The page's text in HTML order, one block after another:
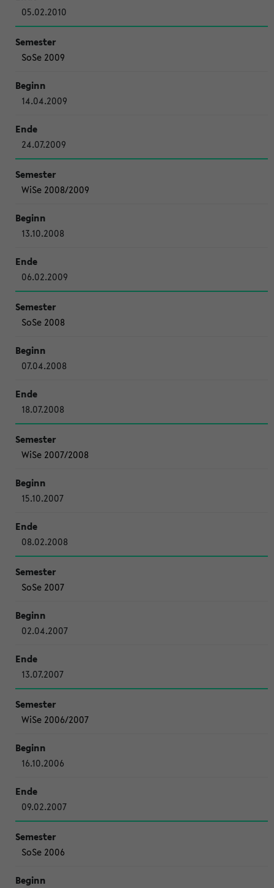
05.02.2010
SoSe 2009
14.04.2009
24.07.2009
WiSe 2008/2009
13.10.2008
06.02.2009
SoSe 2008
07.04.2008
18.07.2008
WiSe 2007/2008
15.10.2007
08.02.2008
SoSe 2007
02.04.2007
13.07.2007
WiSe 2006/2007
16.10.2006
09.02.2007
SoSe 2006